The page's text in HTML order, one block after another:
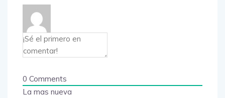
0 Comments
La mas nueva